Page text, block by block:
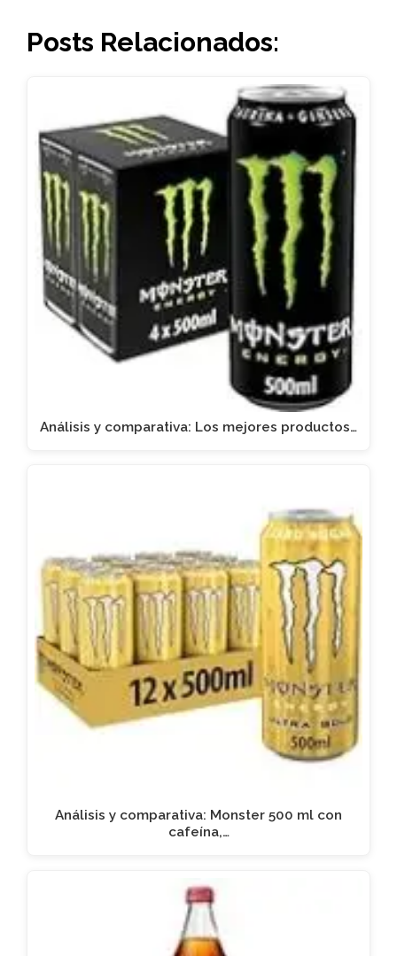
Posts Relacionados:
Análisis y comparativa: Los mejores productos…
Análisis y comparativa: Monster 500 ml con
cafeína,…